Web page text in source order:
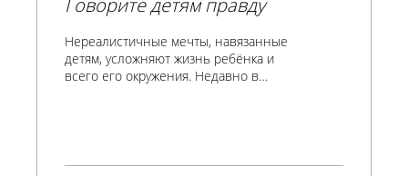
Говорите детям правду
Нереалистичные мечты, навязанные
детям, усложняют жизнь ребёнка и
всего его окружения. Недавно в